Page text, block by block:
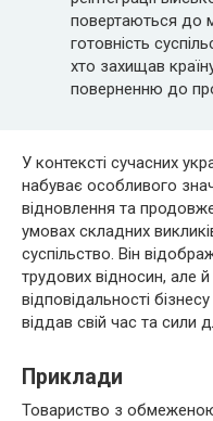
повертаються до
готовність
хто захищав
поверненню до
У контексті сучасних
набуває особливого
відновлення та
умовах складних
суспільство. Він
трудових відносин, але
відповідальності
віддав свій час та сили
Приклади
Товариство з обмеженою